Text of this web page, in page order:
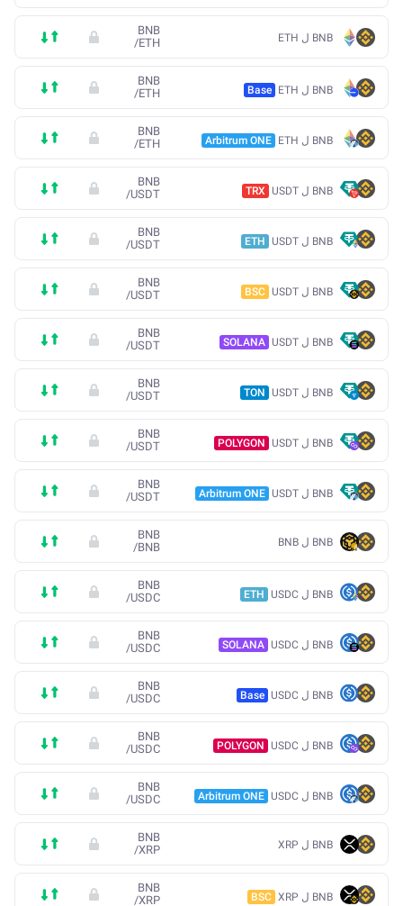
BNB ل ETH
BNB
/ETH
BNB ل ETH Base
BNB
/ETH
BNB ل ETH Arbitrum ONE
BNB
/ETH
BNB ل USDT TRX
BNB
/USDT
BNB ل USDT ETH
BNB
/USDT
BNB ل USDT BSC
BNB
/USDT
BNB ل USDT SOLANA
BNB
/USDT
BNB ل USDT TON
BNB
/USDT
BNB ل USDT POLYGON
BNB
/USDT
BNB ل USDT Arbitrum ONE
BNB
/USDT
BNB ل BNB
BNB
/BNB
BNB ل USDC ETH
BNB
/USDC
BNB ل USDC SOLANA
BNB
/USDC
BNB ل USDC Base
BNB
/USDC
BNB ل USDC POLYGON
BNB
/USDC
BNB ل USDC Arbitrum ONE
BNB
/USDC
BNB ل XRP
BNB
/XRP
BNB ل XRP BSC
BNB
/XRP